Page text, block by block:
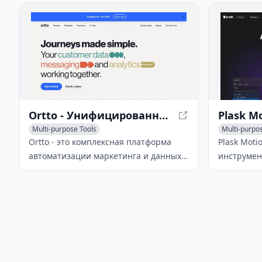
электронные письма для повышения
Ortto - Унифицированная платформа автоматизации маркетинга
Multi-purpose Tools
Ortto - это комплексная платформа
автоматизации маркетинга и данных о
клиентах, которая упрощает данные,
Multi-
Plask